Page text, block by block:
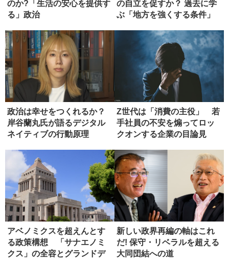
のか?「生活の安心を提供す
る」政治
の自立を促すか？ 過去に学
ぶ「地方を強くする条件」
政治は幸せをつくれるか？
岸谷蘭丸氏が語るデジタル
ネイティブの行動原理
Z世代は「消費の主役」 若
手社員の不安を煽ってロッ
クオンする企業の目論見
アベノミクスを超えんとす
る政策構想 「サナエノミ
クス」の全容とグランドデ
新しい政界再編の軸はこれ
だ! 保守・リベラルを超える
大同団結への道